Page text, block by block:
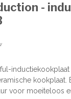
-
kookplaat.
voor moeiteloos